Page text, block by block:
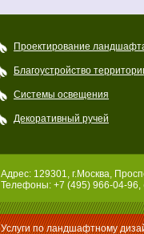
Проектирование
Благоустройство
Системы освещения
Декоративный ручей
Адрес: 129301, г.Москва,
Телефоны: +7 (495) 966-04-96,
Услуги по ландшафтному